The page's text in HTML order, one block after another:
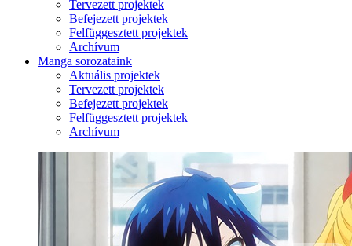
Tervezett projektek
Befejezett projektek
Felfüggesztett projektek
Archívum
Manga sorozataink
Aktuális projektek
Tervezett projektek
Befejezett projektek
Felfüggesztett projektek
Archívum